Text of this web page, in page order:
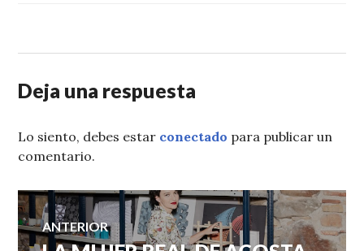
Deja una respuesta
Lo siento, debes estar conectado para publicar un
comentario.
Navegación
ANTERIOR
Entrada